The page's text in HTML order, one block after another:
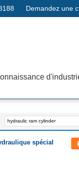
Demandez une
spécial